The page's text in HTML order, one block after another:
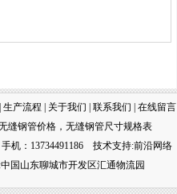
生产流程 关于我们 联系我们
在线留言
缝钢管价格， 无缝钢管尺寸规格表
手机：13734491186 技术支持:前沿网络
国山东聊城市开发区汇通物流园